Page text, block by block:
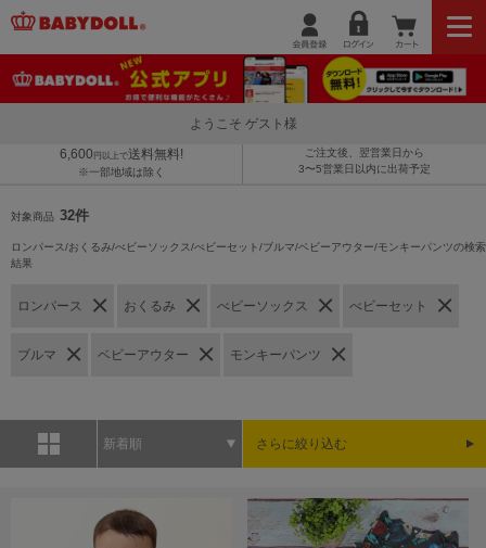
ようこそ ゲスト様
6,600 円以上で送料無料!
※一部地域は除く
ご注文後、翌営業日から
3〜5営業日以内に出荷予定
対象商品 32件
ロンパース/おくるみ/べビーソックス/べビーセット/ブルマ/ベビーアウター/モンキーパンツの検索
結果
ロンパース おくるみ べビーソックス べビーセット
ブルマ ベビーアウター モンキーパンツ
新着順 さらに絞り込む